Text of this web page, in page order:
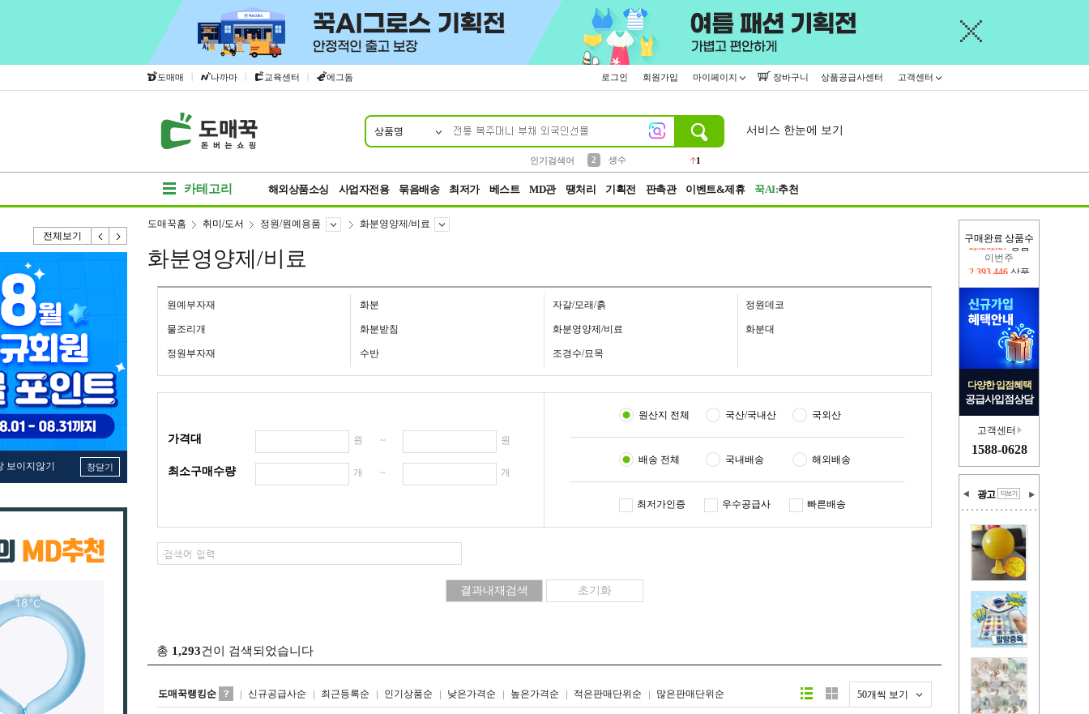
도매매 | 나까마 | 교육센터 | 에그돔 로그인 회원가입 마이페이지 장바구니 상품공급사센터 고객센터
상품명
인기검색어
2
생수
1
서비스 한눈에 보기
카테고리 해외상품소싱 사업자전용 묶음배송 최저가 베스트 MD관 땡처리 기획전 판촉관 이벤트&제휴 꾹AI:추천
전체보기
보이지않기 창닫기
구매완료 상품수
이번주
2,393,446 상품
다양한 입점혜택
공급사입점상담
고객센터
1588-0628
광고
도매꾹홈 취미/도서 정원/원예용품 화분영양제/비료
화분영양제/비료
원예부자재 화분 자갈/모래/흙 정원데코
물조리개 화분받침 화분영양제/비료 화분대
정원부자재 수반 조경수/묘목
가격대 원 ~ 원
최소구매수량 개 ~ 개
원산지 전체 국산/국내산 국외산
배송 전체 국내배송 해외배송
최저가인증 우수공급사 빠른배송
총 1,293건이 검색되었습니다
도매꾹랭킹순 신규공급사순 최근등록순 인기상품순 낮은가격순 높은가격순 적은판매단위순 많은판매단위순 50개씩 보기
리스트형갤러리형